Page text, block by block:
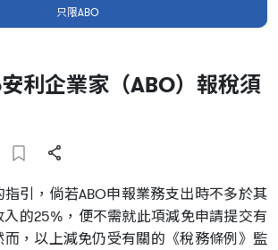
只限ABO
利企業家（ABO）報稅須
引，倘若ABO申報業務支出時不多於其
的25%，便不需就此項減免申請提交有
而，以上減免仍受有關的《稅務條例》監